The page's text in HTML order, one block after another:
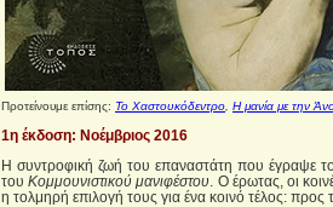
Προτείνουμε επίσης: Το Χαστουκόδεντρο Η μανία με την
1η έκδοση: Νοέμβριος 2016
Η συντροφική ζωή του επαναστάτη που έγραψε
τουΚομμουνιστικού μανιφέστου. Ο έρωτας, οι
η τολμηρή επιλογή τους για ένα κοινό τέλος: προς